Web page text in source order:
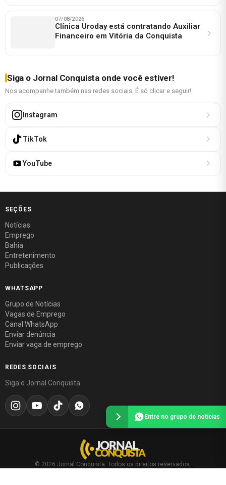
07/08/2026
Clínica Uroday está contratando Auxiliar
Financeiro em Vitória da Conquista
Siga o Jornal Conquista onde você estiver!
Nos acompanhe também nas redes sociais. É só clicar e seguir!
Instagram
TikTok
YouTube
SEÇÕES
Notícias
Emprego
Bahia
Entretenimento
Publicações
WHATSAPP
Grupo de Notícias
Vagas de Emprego
Canal WhatsApp
Enviar denúncia
Enviar vaga de emprego
REDES SOCIAIS
Siga o Jornal Conquista
© 2026 Jornal Conquista. Todos os direitos reservados.
Entre no grupo de notícias